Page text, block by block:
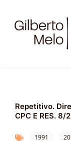
Repetitivo.
CPC E RES. 8/
1991 20